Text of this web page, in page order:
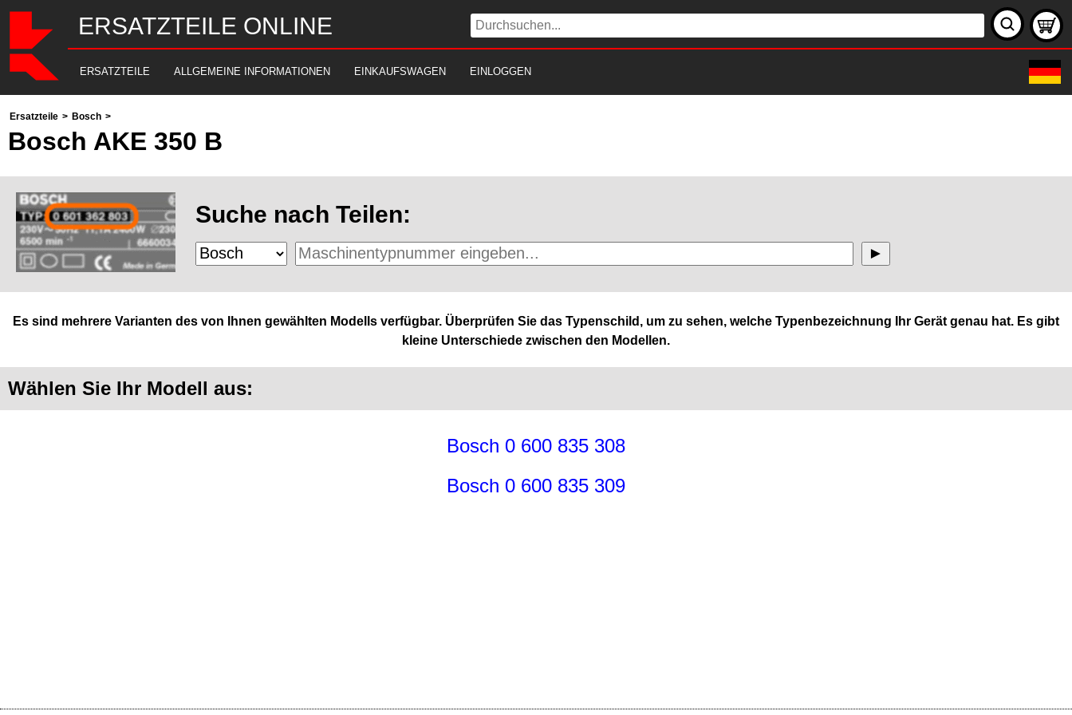
ERSATZTEILE ONLINE
ERSATZTEILE ALLGEMEINE INFORMATIONEN EINKAUFSWAGEN EINLOGGEN
Ersatzteile > Bosch >
Bosch AKE 350 B
Suche nach Teilen:
Es sind mehrere Varianten des von Ihnen gewählten Modells verfügbar. Überprüfen Sie das Typenschild, um zu sehen, welche Typenbezeichnung Ihr Gerät genau hat. Es gibt
kleine Unterschiede zwischen den Modellen.
Wählen Sie Ihr Modell aus:
Bosch 0 600 835 308
Bosch 0 600 835 309